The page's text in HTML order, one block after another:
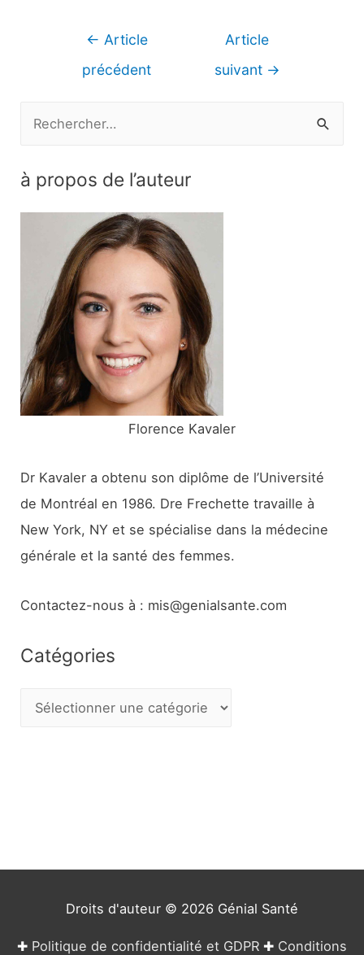
Navigation
← Article
précédent
Article
suivant →
h
:
à propos de l’auteur
Florence Kavaler
Dr Kavaler a obtenu son diplôme de l’Université
de Montréal en 1986. Dre Frechette travaille à
New York, NY et se spécialise dans la médecine
générale et la santé des femmes.
Contactez-nous à : mis@genialsante.com
Catégories
Droits d'auteur © 2026 Génial Santé
✚ Politique de confidentialité et GDPR ✚ Conditions